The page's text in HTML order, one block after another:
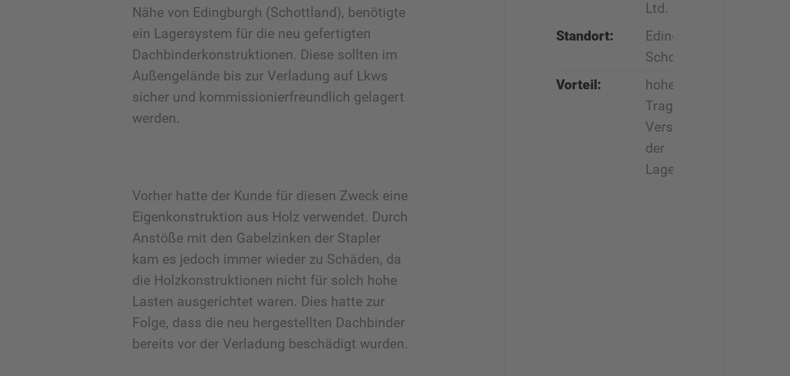
Nähe von Edingburgh (Schottland), benötigte
ein Lagersystem für die neu gefertigten
Dachbinderkonstruktionen. Diese sollten im
Außengelände bis zur Verladung auf Lkws
sicher und kommissionierfreundlich gelagert
werden.
Vorher hatte der Kunde für diesen Zweck eine
Eigenkonstruktion aus Holz verwendet. Durch
Anstöße mit den Gabelzinken der Stapler
kam es jedoch immer wieder zu Schäden, da
die Holzkonstruktionen nicht für solch hohe
Lasten ausgerichtet waren. Dies hatte zur
Folge, dass die neu hergestellten Dachbinder
bereits vor der Verladung beschädigt wurden.
Ltd.
Standort:
Edingburgh,
Schottland
Vorteil:
hohe
Tragfähigkeit,
Verstellbarkeit
der
Lagerebenen